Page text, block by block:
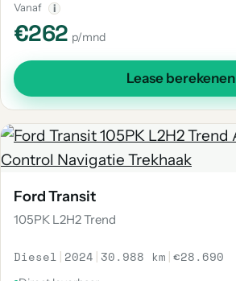
Vanaf i
€262 p/mnd
Lease berekenen
Ford Transit
105PK L2H2 Trend
Diesel | 2024 | 30.988 km |€28.690